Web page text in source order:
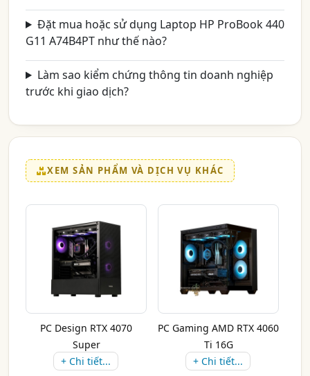
Đặt mua hoặc sử dụng Laptop HP ProBook 440
G11 A74B4PT như thế nào?
Làm sao kiểm chứng thông tin doanh nghiệp
trước khi giao dịch?
XEM SẢN PHẨM VÀ DỊCH VỤ KHÁC
PC Design RTX 4070
Super
+ Chi tiết...
PC Gaming AMD RTX 4060
Ti 16G
+ Chi tiết...